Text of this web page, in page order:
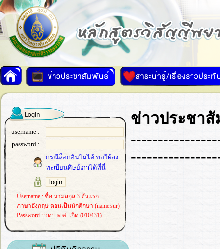
username :
password :
กรณีล็อกอินไม่ได้ ขอให้ลง
ทะเบียนศิษย์เก่าได้ที่นี่
Username : ชื่อ.นามสกุล 3 ตัวแรก
ภาษาอังกฤษ ตอนเป็นนักศึกษา (name.sur)
Password : วดป พ.ศ. เกิด (010431)
ข่าวประชา